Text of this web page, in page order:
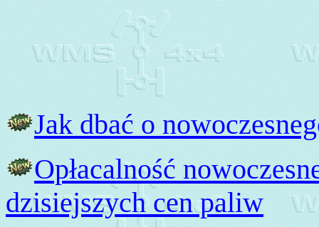
Jak dbać o
Opłacalność
dzisiejszych cen paliw